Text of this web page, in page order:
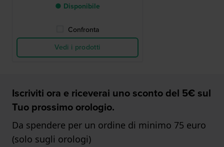
● Disponibile
Confronta
Vedi i prodotti
Iscriviti ora e riceverai uno sconto del 5€ sul
Tuo prossimo orologio.
Da spendere per un ordine di minimo 75 euro
(solo sugli orologi)